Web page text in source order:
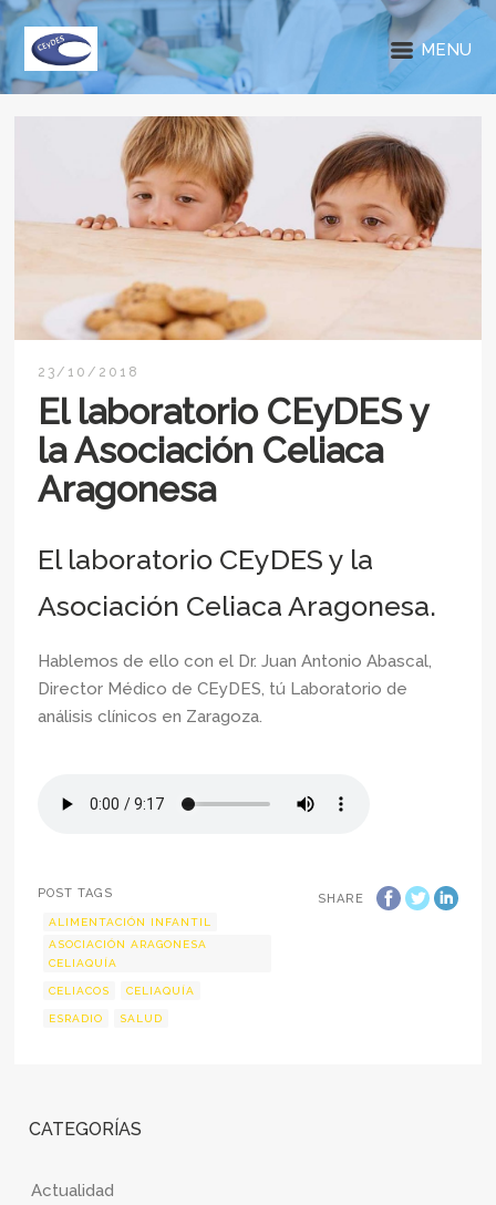
MENU
23/10/2018
El laboratorio CEyDES y
la Asociación Celiaca
Aragonesa
El laboratorio CEyDES y la
Asociación Celiaca Aragonesa.
Hablemos de ello con el Dr. Juan Antonio Abascal,
Director Médico de CEyDES, tú Laboratorio de
análisis clínicos en Zaragoza.
SHARE
POST TAGS
ALIMENTACIÓN INFANTIL
ASOCIACIÓN ARAGONESA
CELIAQUÍA
CELIACOS CELIAQUÍA
ESRADIO SALUD
CATEGORÍAS
Actualidad